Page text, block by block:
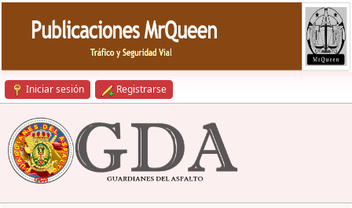
Iniciar sesión Registrarse